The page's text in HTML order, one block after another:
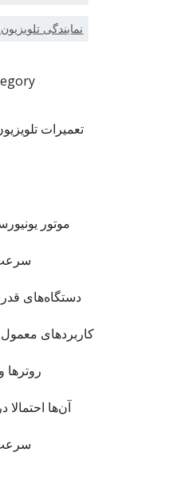
نمایندگی تلویزیون سونی 45
:
موتور
سرعت
دستگاه‌های
کاربردهای
آن‌ها
سرعت